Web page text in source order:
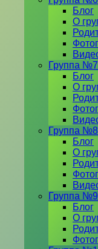
Блог
О
Группа
Блог
О
Группа
Блог
О
Группа
Блог
О